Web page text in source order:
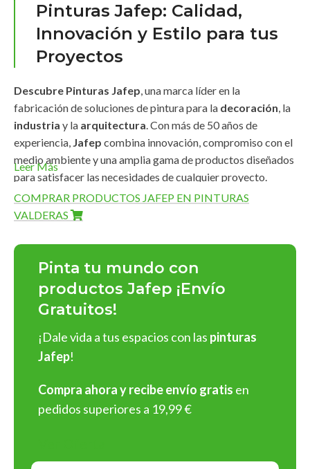
Pinturas Jafep: Calidad,
Innovación y Estilo para tus
Proyectos
Descubre Pinturas Jafep, una marca líder en la
fabricación de soluciones de pintura para la decoración, la
industria y la arquitectura. Con más de 50 años de
experiencia, Jafep combina innovación, compromiso con el
medio ambiente y una amplia gama de productos diseñados
para satisfacer las necesidades de cualquier proyecto.
Amplia Gama de Productos
Pinturas Jafepofrece una línea completa de productos de
alta calidad que destacan por su
impecablesy fácil aplicación:
Pinturas para interiores y exteriores
personalizables.
Barnices y esmaltes
Selladores y revestimientos: Soluciones profesionales
para preparar y proteger superficies antes de aplicar
¡Elige Pinturas Jafep y asegura
Leer Más
COMPRAR PRODUCTOS JAFEP EN PINTURAS
VALDERAS
Pinta tu mundo con
productos Jafep ¡Envío
Gratuitos!
¡Dale vida a tus espacios con las pinturas
Jafep!
Compra ahora y recibe envío gratis en
pedidos superiores a 19,99 €